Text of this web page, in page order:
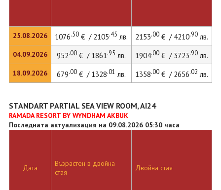
25.08.2026
04.09.2026
18.09.2026
1076.50€ / 2105.45 лв. 2153.00€ / 4210.90лв.
952.00€ / 1861.95 лв. 1904.00€ / 3723.90лв.
679.00€ / 1328.01 лв. 1358.00€ / 2656.02 лв.
STANDART PARTIAL SEA VIEW ROOM, AI24
RAMADA RESORT BY WYNDHAM AKBUK
Последната актуализация на 09.08.2026 05:30 часа
Дата
Възрастен в двойна
стая
Двойна стая